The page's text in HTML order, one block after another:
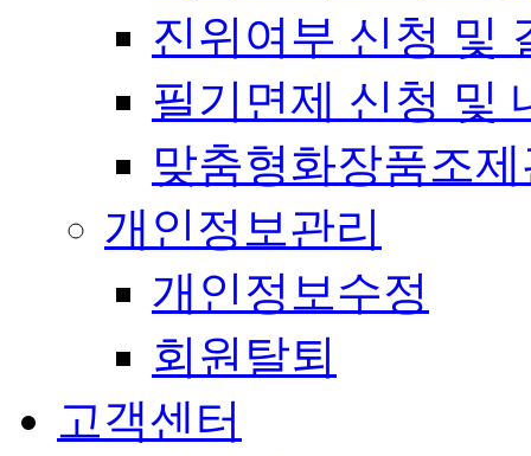
진위여부 신청 및
필기면제 신청 및
맞춤형화장품조
개인정보관리
개인정보수정
회원탈퇴
고객센터